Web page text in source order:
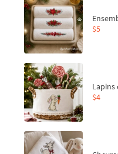
$5
$4